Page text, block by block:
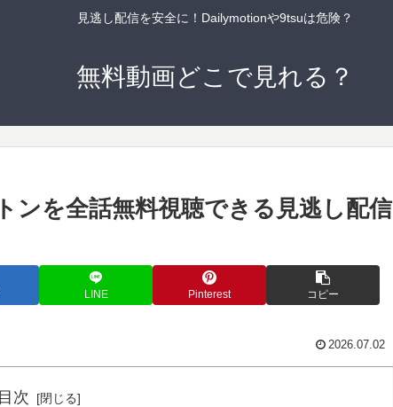
見逃し配信を安全に！Dailymotionや9tsuは危険？
無料動画どこで見れる？
ンを全話無料視聴できる見逃し配信
LINE Pinterest コピー
2026.07.02
目次